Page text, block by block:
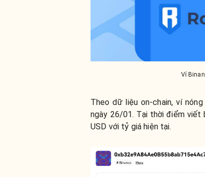
Ví
Theo dữ liệu on-chain, ví
ngày 26/01. Tại thời điểm viết
USD với tỷ giá hiện tại.